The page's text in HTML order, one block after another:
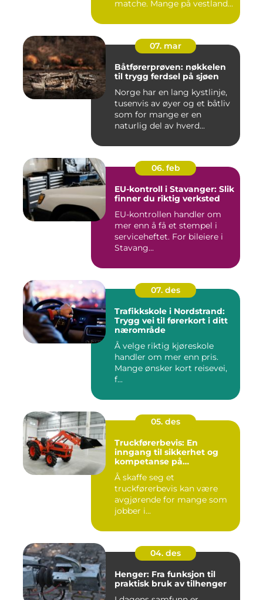
matche. Mange på vestland...
07. mar
Båtførerprøven: nøkkelen
til trygg ferdsel på sjøen
Norge har en lang kystlinje,
tusenvis av øyer og et båtliv
som for mange er en
naturlig del av hverd...
06. feb
EU-kontroll i Stavanger: Slik
finner du riktig verksted
EU-kontrollen handler om
mer enn å få et stempel i
serviceheftet. For bileiere i
Stavang...
07. des
Trafikkskole i Nordstrand:
Trygg vei til førerkort i ditt
nærområde
Å velge riktig kjøreskole
handler om mer enn pris.
Mange ønsker kort reisevei,
f...
05. des
Truckførerbevis: En
inngang til sikkerhet og
kompetanse på
arbeidsplassen
Å skaffe seg et
truckførerbevis kan være
avgjørende for mange som
jobber i...
04. des
Henger: Fra funksjon til
praktisk bruk av tilhenger